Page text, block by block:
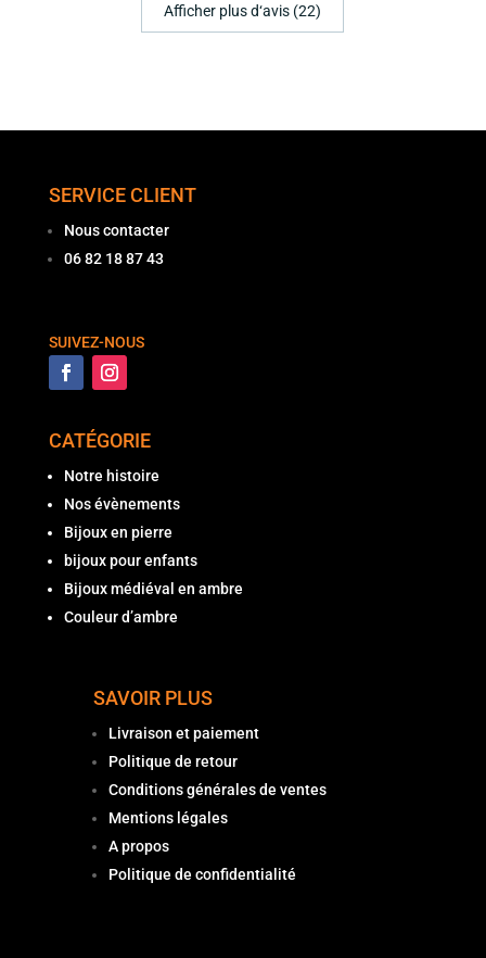
Afficher plus d‘avis (22)
SERVICE CLIENT
Nous contacter
06 82 18 87 43
SUIVEZ-NOUS
CATÉGORIE
Notre histoire
Nos évènements
Bijoux en pierre
bijoux pour enfants
Bijoux médiéval en ambre
Couleur d’ambre
SAVOIR PLUS
Livraison et paiement
Politique de retour
Conditions générales de ventes
Mentions légales
A propos
Politique de confidentialité